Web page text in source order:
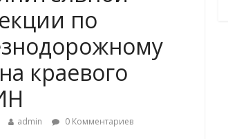
по
краевого
admin 0 Комментариев